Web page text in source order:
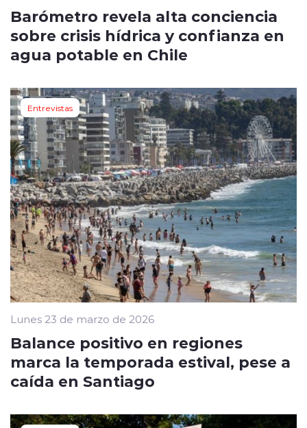
Barómetro revela alta conciencia
sobre crisis hídrica y confianza en
agua potable en Chile
Entrevistas
Lunes 23 de marzo de 2026
Balance positivo en regiones
marca la temporada estival, pese a
caída en Santiago